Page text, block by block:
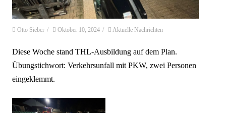
Otto Sieber / Oktober 10, 2024 / Aktuelle Nachrichten
Diese Woche stand THL-Ausbildung auf dem Plan.
Übungstichwort: Verkehrsunfall mit PKW, zwei Personen
eingeklemmt.